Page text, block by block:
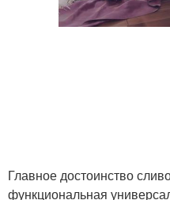
Главное достоинство
функциональная